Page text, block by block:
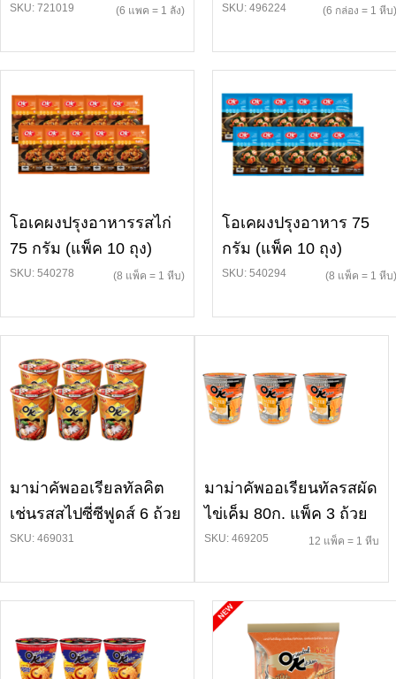
SKU: 721019 (6 แพค = 1 ลัง) SKU: 496224 (6 กล่อง = 1 หีบ)
โอเคผงปรุงอาหารรสไก่
75 กรัม (แพ็ค 10 ถุง)
SKU: 540278 (8 แพ็ค = 1 หีบ)
โอเคผงปรุงอาหาร 75
กรัม (แพ็ค 10 ถุง)
SKU: 540294 (8 แพ็ค = 1 หีบ)
มาม่าคัพออเรียลทัลคิต
เช่นรสสไปซี่ซีฟูดส์ 6 ถ้วย
SKU: 469031
มาม่าคัพออเรียนทัลรสผัด
ไข่เค็ม 80ก. แพ็ค 3 ถ้วย
SKU: 469205 12 แพ็ค = 1 หีบ